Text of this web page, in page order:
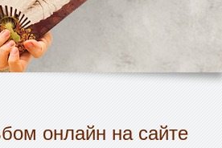
онлайн на сайте